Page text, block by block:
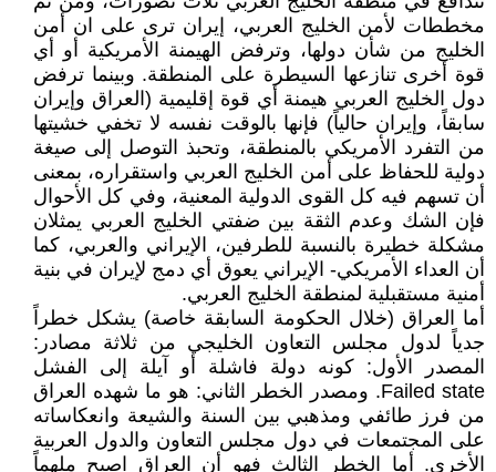
مخططات لأمن الخليج العربي، إيران ترى على ان أمن
الخليج من شأن دولها، وترفض الهيمنة الأمريكية أو أي
قوة أخرى تنازعها السيطرة على المنطقة. وبينما ترفض
دول الخليج العربي هيمنة أي قوة إقليمية (العراق وإيران
سابقاً، وإيران حالياً) فإنها بالوقت نفسه لا تخفي خشيتها
من التفرد الأمريكي بالمنطقة، وتحبذ التوصل إلى صيغة
دولية للحفاظ على أمن الخليج العربي واستقراره، بمعنى
أن تسهم فيه كل القوى الدولية المعنية، وفي كل الأحوال
فإن الشك وعدم الثقة بين ضفتي الخليج العربي يمثلان
مشكلة خطيرة بالنسبة للطرفين، الإيراني والعربي، كما
أن العداء الأمريكي- الإيراني يعوق أي دمج لإيران في بنية
أمنية مستقبلية لمنطقة الخليج العربي.
أما العراق (خلال الحكومة السابقة خاصة) يشكل خطراً
جدياً لدول مجلس التعاون الخليجي من ثلاثة مصادر:
المصدر الأول: كونه دولة فاشلة أو آيلة إلى الفشل
Failed state. ومصدر الخطر الثاني: هو ما شهده العراق
من فرز طائفي ومذهبي بين السنة والشيعة وانعكاساته
على المجتمعات في دول مجلس التعاون والدول العربية
الأخرى. أما الخطر الثالث فهو أن العراق اصبح ملهماً